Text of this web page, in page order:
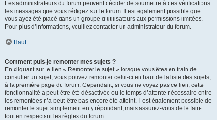
Les administrateurs du forum peuvent décider de soumettre à des vérifications
les messages que vous rédigez sur le forum. Il est également possible que
vous ayez été placé dans un groupe d’utilisateurs aux permissions limitées.
Pour plus d’informations, veuillez contacter un administrateur du forum.
Haut
Comment puis-je remonter mes sujets ?
En cliquant sur le lien « Remonter le sujet » lorsque vous êtes en train de
consulter un sujet, vous pouvez remonter celui-ci en haut de la liste des sujets,
à la première page du forum. Cependant, si vous ne voyez pas ce lien, cette
fonctionnalité a peut-être été désactivée ou le temps d’attente nécessaire entre
les remontées n’a peut-être pas encore été atteint. Il est également possible de
remonter le sujet simplement en y répondant, mais assurez-vous de le faire
tout en respectant les règles du forum.